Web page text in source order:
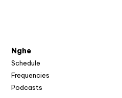
Nghe
Schedule
Frequencies
Podcasts